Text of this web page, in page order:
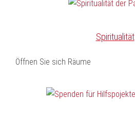
Spiritualität
Öffnen Sie sich Räume